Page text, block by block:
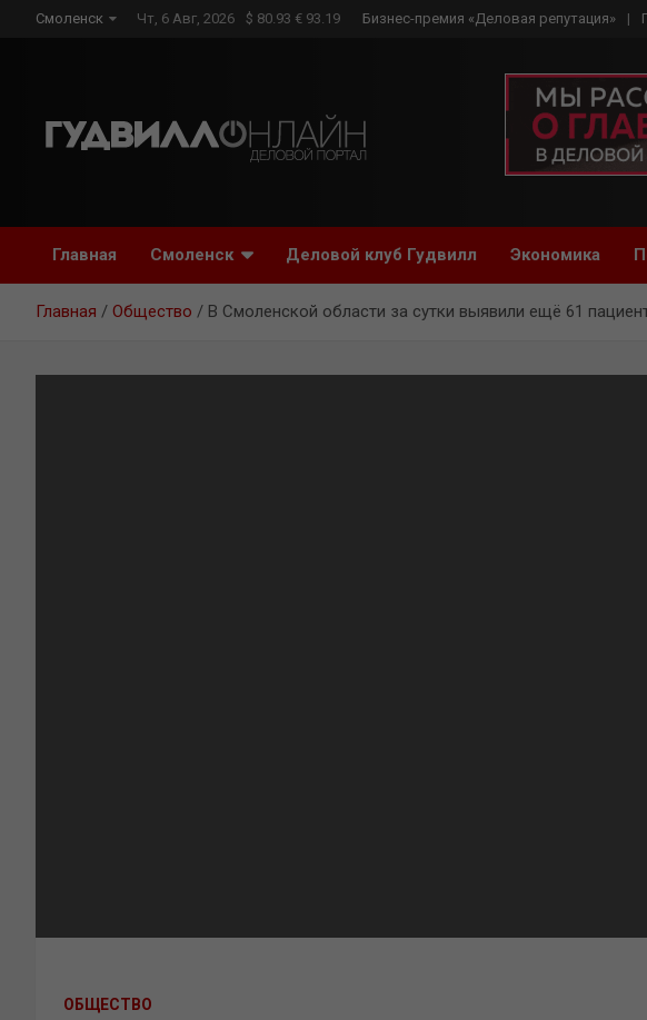
Смоленск Чт, 6 Авг, 2026 $ 80.93 € 93.19 Бизнес-премия «Деловая репутация»
Главная Смоленск Деловой клуб Гудвилл Экономика
Главная Общество В Смоленской области за сутки выявили ещё 61
ОБЩЕСТВО